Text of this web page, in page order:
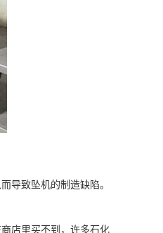
导致坠机的制造缺陷。
店里买不到，许多石化